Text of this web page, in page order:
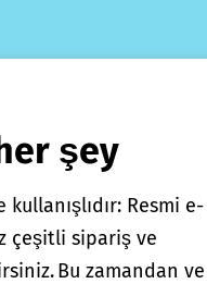
şey
Resmi e-
çeşitli sipariş ve
Bu zamandan ve